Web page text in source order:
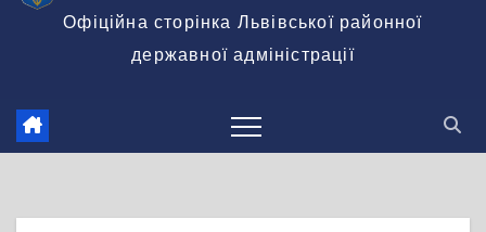
Офіційна сторінка Львівської районної
державної адміністрації